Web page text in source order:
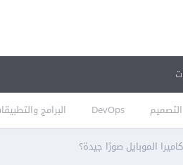
التصميم DevOps البرامج
الموبايل صورًا جيدة؟